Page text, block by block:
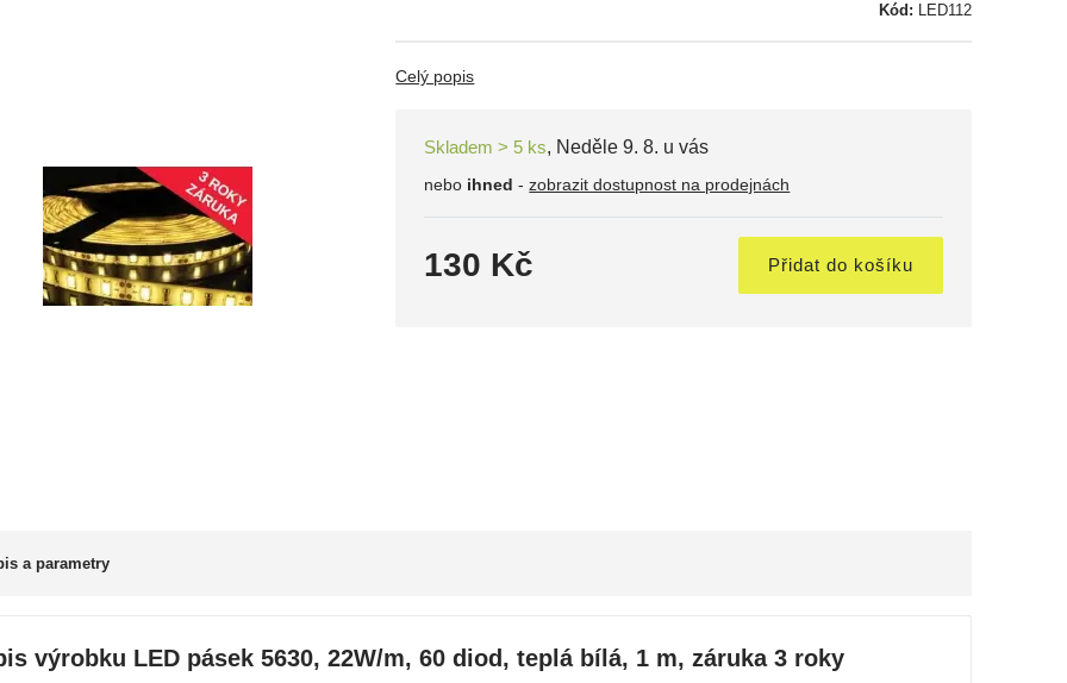
Kód: LED112
Celý popis
Skladem > 5 ks, Neděle 9. 8. u vás
nebo ihned -zobrazit dostupnost na prodejnách
130 Kč Přidat do košíku
a parametry
výrobku LED pásek 5630, 22W/m, 60 diod, teplá bílá, 1 m, záruka 3 roky